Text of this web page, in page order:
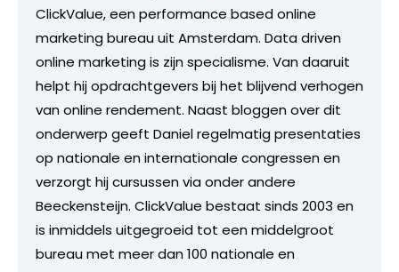
ClickValue, een performance based online
marketing bureau uit Amsterdam. Data driven
online marketing is zijn specialisme. Van daaruit
helpt hij opdrachtgevers bij het blijvend verhogen
van online rendement. Naast bloggen over dit
onderwerp geeft Daniel regelmatig presentaties
op nationale en internationale congressen en
verzorgt hij cursussen via onder andere
Beeckensteijn. ClickValue bestaat sinds 2003 en
is inmiddels uitgegroeid tot een middelgroot
bureau met meer dan 100 nationale en